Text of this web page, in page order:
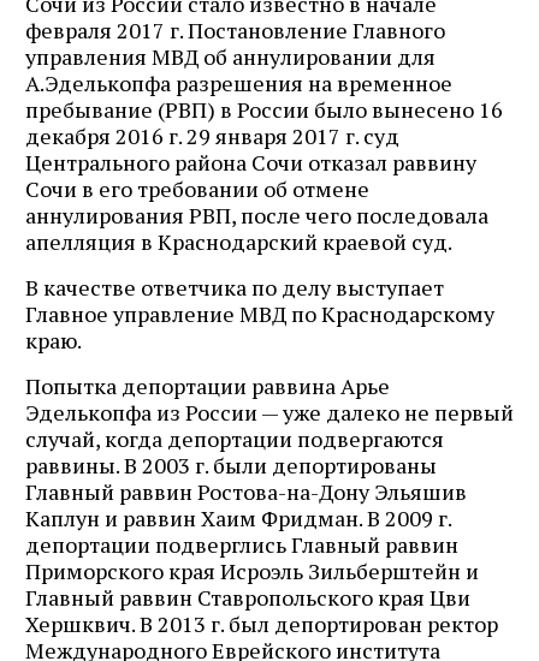
февраля 2017 г. Постановление Главного
управления МВД об аннулировании для
А.Эделькопфа разрешения на временное
пребывание (РВП) в России было вынесено 16
декабря 2016 г. 29 января 2017 г. суд
Центрального района Сочи отказал раввину
Сочи в его требовании об отмене
аннулирования РВП, после чего последовала
апелляция в Краснодарский краевой суд.
В качестве ответчика по делу выступает
Главное управление МВД по Краснодарскому
краю.
Попытка депортации раввина Арье
Эделькопфа из России — уже далеко не первый
случай, когда депортации подвергаются
раввины. В 2003 г. были депортированы
Главный раввин Ростова-на-Дону Эльяшив
Каплун и раввин Хаим Фридман. В 2009 г.
депортации подверглись Главный раввин
Приморского края Исроэль Зильберштейн и
Главный раввин Ставропольского края Цви
Хершквич. В 2013 г. был депортирован ректор
Международного Еврейского института